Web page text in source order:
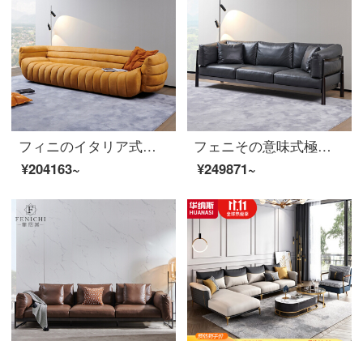
フィニのイタリア式極短ソファー黄色のすりつぶした砂の皮の本革は別荘の高級な客間を包んで、近代的で豪華な3人の位はTrapani-砂の頭の階の牛革を注文して作らせます。
¥204163~
フェニその意味式極小真皮のダウンジャケットの頭の牛の皮のステンレスは軽くて贅沢な近代的な客間の黒色の1+3人の位のTrapani-頭の階の牛の皮【3人の位のソファー】のイタリアはきわめて簡単です。
¥249871~